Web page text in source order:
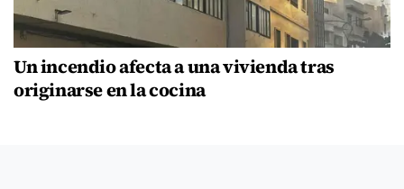
Un incendio afecta a una vivienda tras
originarse en la cocina